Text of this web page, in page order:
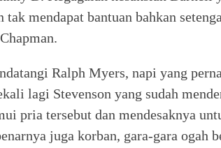
tak mendapat bantuan bahkan
Ralph Myers, napi yang
lagi Stevenson yang sudah
pria tersebut dan mendesaknya
juga korban, gara-gara ogah